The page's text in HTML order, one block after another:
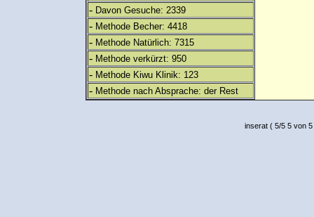
- Davon Gesuche: 2339
- Methode Becher: 4418
- Methode Natürlich: 7315
- Methode verkürzt: 950
- Methode Kiwu Klinik: 123
- Methode nach Absprache: der Rest
inserat( 5/5 5 von 5